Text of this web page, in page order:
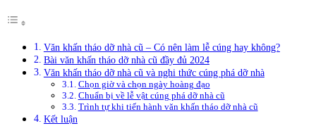
Văn khấn tháo dỡ nhà cũ – Có nên làm lễ cúng hay không?
Bài văn khấn tháo dỡ nhà cũ đầy đủ 2024
Văn khấn tháo dỡ nhà cũ và nghi thức cúng phá dỡ nhà
Chọn giờ và chọn ngày hoàng đạo
Chuẩn bị về lễ vật cúng phá dỡ nhà cũ
Trình tự khi tiến hành văn khấn tháo dỡ nhà cũ
Kết luận